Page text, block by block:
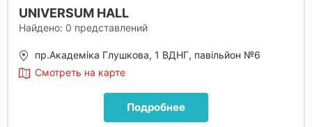
UNIVERSUM HALL
Найдено: 0 представлений
пр.Академіка Глушкова, 1 ВДНГ, павільйон №6
Смотреть на карте
Подробнее